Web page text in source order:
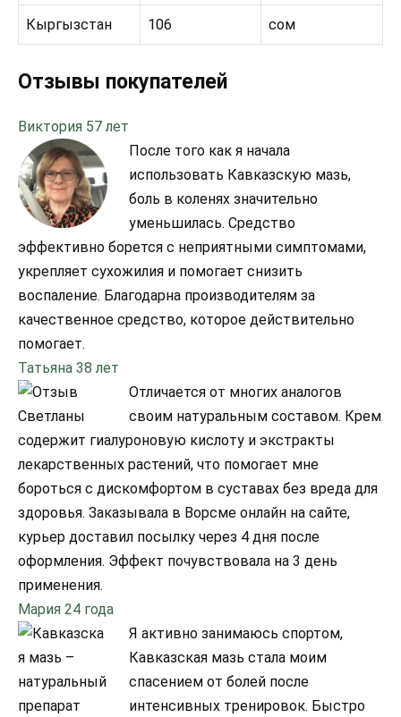
Кыргызстан 106 сом
Отзывы покупателей
Виктория 57 лет
После того как я начала
использовать Кавказскую мазь,
боль в коленях значительно
уменьшилась. Средство
эффективно борется с неприятными симптомами,
укрепляет сухожилия и помогает снизить
воспаление. Благодарна производителям за
качественное средство, которое действительно
помогает.
Татьяна 38 лет
Отличается от многих аналогов
своим натуральным составом. Крем
содержит гиалуроновую кислоту и экстракты
лекарственных растений, что помогает мне
бороться с дискомфортом в суставах без вреда для
здоровья. Заказывала в Ворсме онлайн на сайте,
курьер доставил посылку через 4 дня после
оформления. Эффект почувствовала на 3 день
применения.
Мария 24 года
Я активно занимаюсь спортом,
Кавказская мазь стала моим
спасением от болей после
интенсивных тренировок. Быстро